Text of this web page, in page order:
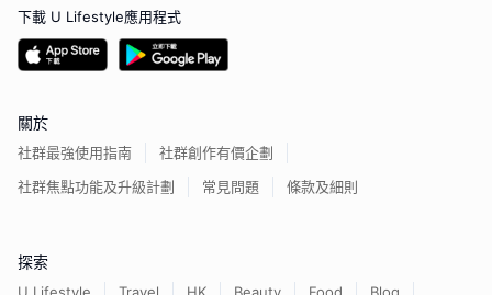
下載 U Lifestyle應用程式
關於
社群最強使用指南
社群創作有價企劃
社群焦點功能及升級計劃
常見問題 條款及細則
探索